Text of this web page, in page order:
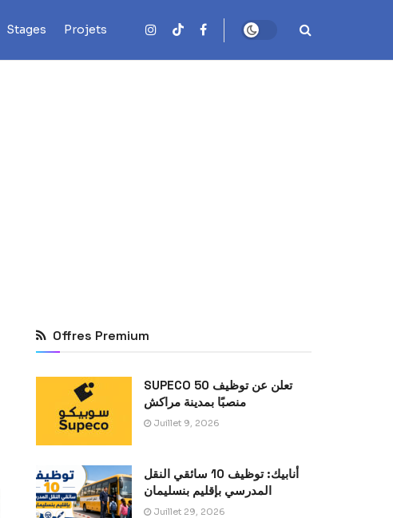
Stages Projets
Offres Premium
SUPECO تعلن عن توظيف 50
منصبًا بمدينة مراكش
Juillet 9, 2026
أنابيك: توظيف 10 سائقي النقل
المدرسي بإقليم بنسليمان
Juillet 29, 2026